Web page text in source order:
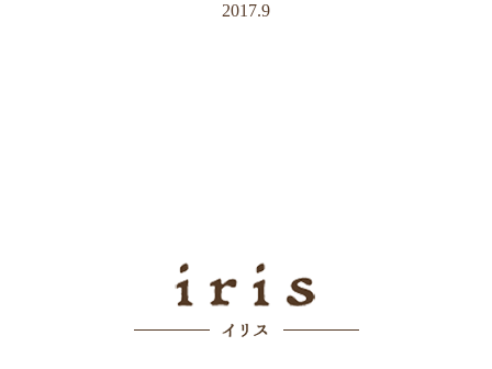
2017.9